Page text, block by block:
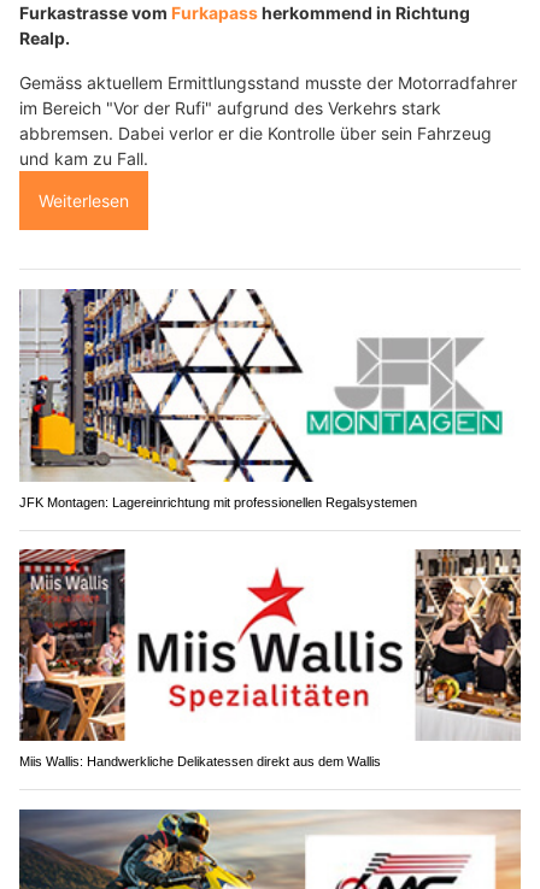
Furkastrasse vom Furkapassherkommend in Richtung
Realp.
Gemäss aktuellem Ermittlungsstand musste der Motorradfahrer
im Bereich "Vor der Rufi" aufgrund des Verkehrs stark
abbremsen. Dabei verlor er die Kontrolle über sein Fahrzeug
und kam zu Fall.
Weiterlesen
JFK Montagen: Lagereinrichtung mit professionellen Regalsystemen
Miis Wallis: Handwerkliche Delikatessen direkt aus dem Wallis